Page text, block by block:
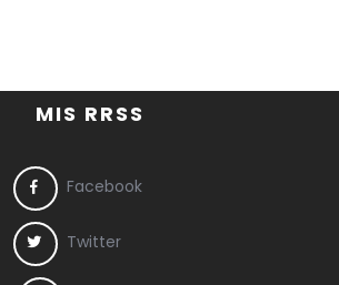
MIS RRSS
Facebook
Twitter